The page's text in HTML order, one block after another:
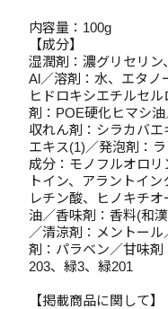
内容量：100g
【成分】
湿潤剤：濃グリセリ
Al／溶剤：水、エタノ
ヒドロキシエチルセ
剤：POE硬化ヒマシ
収れん剤：シラカバ
エキス(1)／発泡剤：
成分：モノフルオロ
トイン、アラントイ
レチン酸、ヒノキチ
油／香味剤：香料(和
／清涼剤：メントー
剤：パラベン／甘味
203、緑3、緑201
【掲載商品に関して】